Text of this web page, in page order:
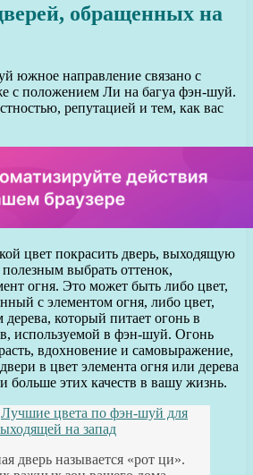
обращенных на
южное направление связано с
с положением Ли на багуа фэн-шуй.
репутацией и тем, как вас
цвет покрасить дверь, выходящую
выбрать оттенок,
огня. Это может быть либо цвет,
с элементом огня, либо цвет,
который питает огонь в
используемой в фэн-шуй. Огонь
вдохновение и самовыражение,
в цвет элемента огня или дерева
больше этих качеств в вашу жизнь.
Лучшие цвета по фэн-шуй для
на запад
дверь называется «рот ци».